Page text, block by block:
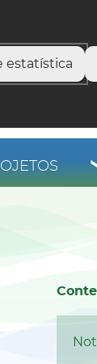
estatística